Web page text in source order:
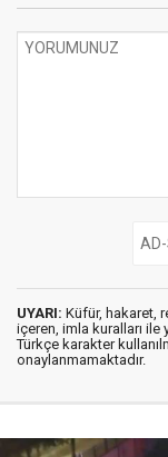
UYARI: Küfür, hakaret,
içeren, imla kuralları ile
Türkçe karakter
onaylanmamaktadır.